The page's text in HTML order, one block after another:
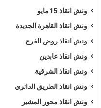
ونش انقاذ 15 مايو
ونش انقاذ القاهرة الجديدة
ونش انقاذ روض الفرج
ونش انقاذ عابدين
ونش انقاذ الشرقية
ونش انقاذ الطريق الدائري
ونش انقاذ محور المشير